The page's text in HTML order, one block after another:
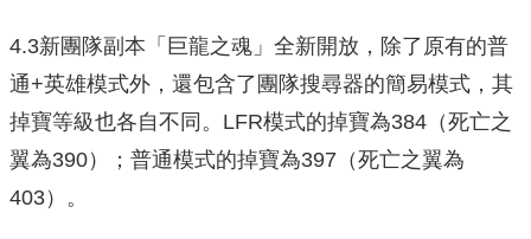
4.3新團隊副本「巨龍之魂」全新開放，除了原有的普
通+英雄模式外，還包含了團隊搜尋器的簡易模式，其
掉寶等級也各自不同。LFR模式的掉寶為384（死亡之
翼為390）；普通模式的掉寶為397（死亡之翼為
403）。